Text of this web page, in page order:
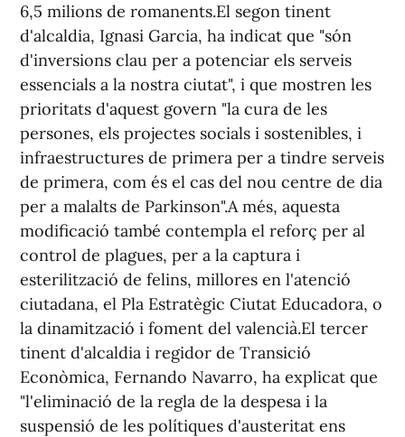
6,5 milions de romanents.El segon tinent
d'alcaldia, Ignasi Garcia, ha indicat que "són
d'inversions clau per a potenciar els serveis
essencials a la nostra ciutat", i que mostren les
prioritats d'aquest govern "la cura de les
persones, els projectes socials i sostenibles, i
infraestructures de primera per a tindre serveis
de primera, com és el cas del nou centre de dia
per a malalts de Parkinson".A més, aquesta
modificació també contempla el reforç per al
control de plagues, per a la captura i
esterilització de felins, millores en l'atenció
ciutadana, el Pla Estratègic Ciutat Educadora, o
la dinamització i foment del valencià.El tercer
tinent d'alcaldia i regidor de Transició
Econòmica, Fernando Navarro, ha explicat que
"l'eliminació de la regla de la despesa i la
suspensió de les polítiques d'austeritat ens